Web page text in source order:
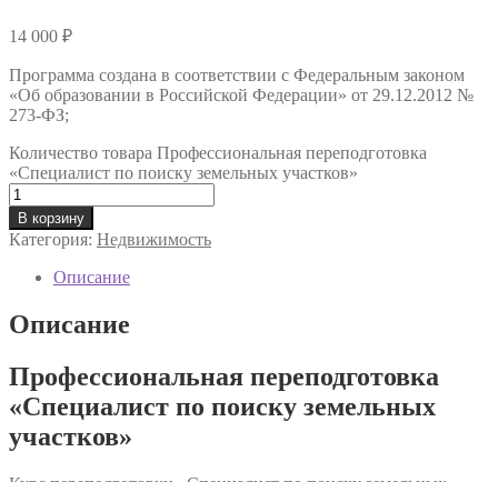
14 000 ₽
Программа создана в соответствии с Федеральным законом
«Об образовании в Российской Федерации» от 29.12.2012 №
273-ФЗ;
Количество товара Профессиональная переподготовка
«Специалист по поиску земельных участков»
В корзину
Категория: Недвижимость
Описание
Описание
Профессиональная переподготовка
«Специалист по поиску земельных
участков»